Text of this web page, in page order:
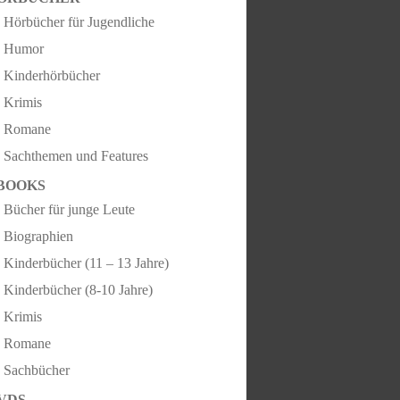
Hörbücher für Jugendliche
Humor
Kinderhörbücher
Krimis
Romane
Sachthemen und Features
Bücher für junge Leute
Biographien
Kinderbücher (11 – 13 Jahre)
Kinderbücher (8-10 Jahre)
Krimis
Romane
Sachbücher